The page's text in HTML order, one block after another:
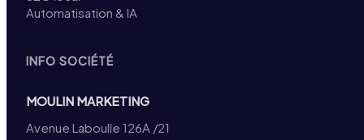
Automatisation & IA
INFO SOCIÉTÉ
MOULIN MARKETING
Avenue Laboulle 126A /21